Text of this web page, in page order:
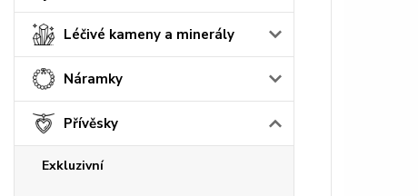
Léčivé kameny a minerály
Náramky
Přívěsky
Exkluzivní